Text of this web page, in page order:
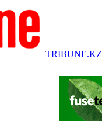
TRIBUNE.KZ